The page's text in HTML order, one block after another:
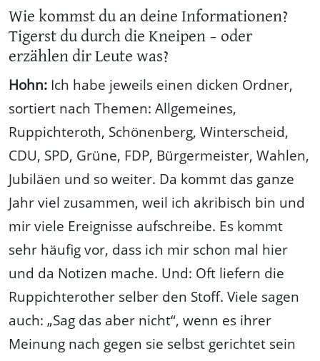
Wie kommst du an deine Informationen?
Tigerst du durch die Kneipen – oder
erzählen dir Leute was?
Hohn: Ich habe jeweils einen dicken Ordner,
sortiert nach Themen: Allgemeines,
Ruppichteroth, Schönenberg, Winterscheid,
CDU, SPD, Grüne, FDP, Bürgermeister, Wahlen,
Jubiläen und so weiter. Da kommt das ganze
Jahr viel zusammen, weil ich akribisch bin und
mir viele Ereignisse aufschreibe. Es kommt
sehr häufig vor, dass ich mir schon mal hier
und da Notizen mache. Und: Oft liefern die
Ruppichterother selber den Stoff. Viele sagen
auch: „Sag das aber nicht“, wenn es ihrer
Meinung nach gegen sie selbst gerichtet sein